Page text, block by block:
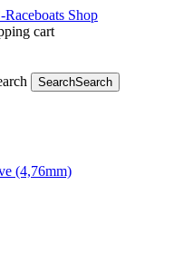
Raceboats Shop
cart
SearchSearch
(4,76mm)